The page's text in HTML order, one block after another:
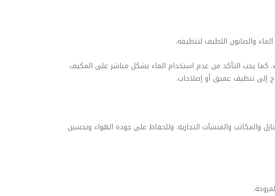
كما يجب التأكد من عدم استخدام الماء بشكل مباشر على المكيف
إلى تنظيف عميق أو إصلاحات.
والمنشآت التجارية. وللحفاظ على جودة الهواء وتحسين